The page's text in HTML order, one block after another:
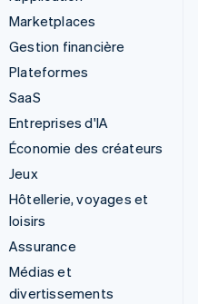
Marketplaces
Gestion financière
Plateformes
SaaS
Entreprises d'IA
Économie des créateurs
Jeux
Hôtellerie, voyages et
loisirs
Assurance
Médias et
divertissements